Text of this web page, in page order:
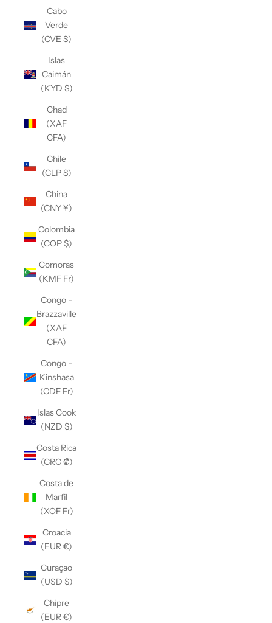
Cabo
Verde
(CVE $)
Islas
Caimán
(KYD $)
Chad
(XAF
CFA)
Chile
(CLP $)
China
(CNY ¥)
Colombia
(COP $)
Comoras
(KMF Fr)
Congo -
Brazzaville
(XAF
CFA)
Congo -
Kinshasa
(CDF Fr)
Islas Cook
(NZD $)
Costa Rica
(CRC ₡)
Costa de
Marfil
(XOF Fr)
Croacia
(EUR €)
Curaçao
(USD $)
Chipre
(EUR €)